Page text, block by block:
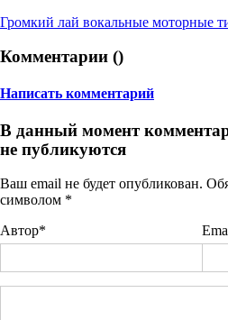
Громкий лай вокальные моторные
Комментарии ()
Написать комментарий
В данный момент
не публикуются
Ваш email не будет опубликован.
символом *
Автор*